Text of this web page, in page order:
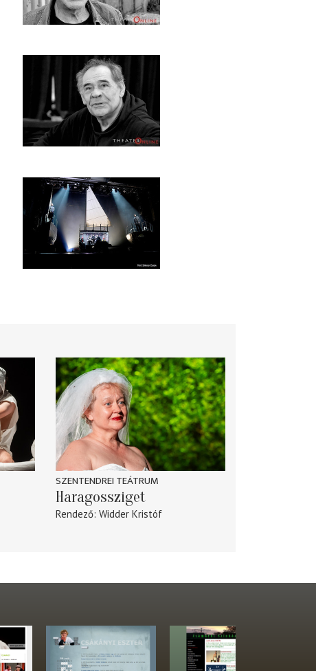
SZENTENDREI TEÁTRUM
Haragossziget
Rendező Widder Kristóf